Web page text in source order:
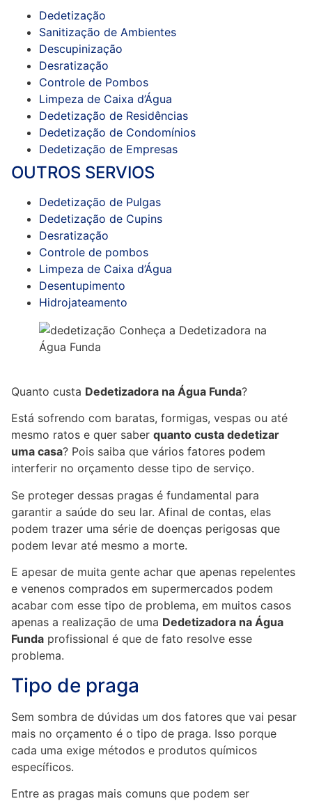
Dedetização
Sanitização de Ambientes
Descupinização
Desratização
Controle de Pombos
Limpeza de Caixa d’Água
Dedetização de Residências
Dedetização de Condomínios
Dedetização de Empresas
OUTROS SERVIOS
Dedetização de Pulgas
Dedetização de Cupins
Desratização
Controle de pombos
Limpeza de Caixa d’Água
Desentupimento
Hidrojateamento
Quanto custa Dedetizadora na Água Funda?
Está sofrendo com baratas, formigas, vespas ou até
mesmo ratos e quer saber quanto custa dedetizar
uma casa? Pois saiba que vários fatores podem
interferir no orçamento desse tipo de serviço.
Se proteger dessas pragas é fundamental para
garantir a saúde do seu lar. Afinal de contas, elas
podem trazer uma série de doenças perigosas que
podem levar até mesmo a morte.
E apesar de muita gente achar que apenas repelentes
e venenos comprados em supermercados podem
acabar com esse tipo de problema, em muitos casos
apenas a realização de uma Dedetizadora na Água
Funda profissional é que de fato resolve esse
problema.
Tipo de praga
Sem sombra de dúvidas um dos fatores que vai pesar
mais no orçamento é o tipo de praga. Isso porque
cada uma exige métodos e produtos químicos
específicos.
Entre as pragas mais comuns que podem ser